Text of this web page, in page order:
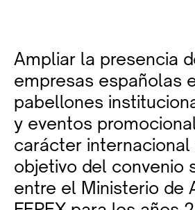
Ampliar la presencia
empresas españolas
pabellones
y eventos
carácter internacional
objetivo del convenio
entre el Ministerio de